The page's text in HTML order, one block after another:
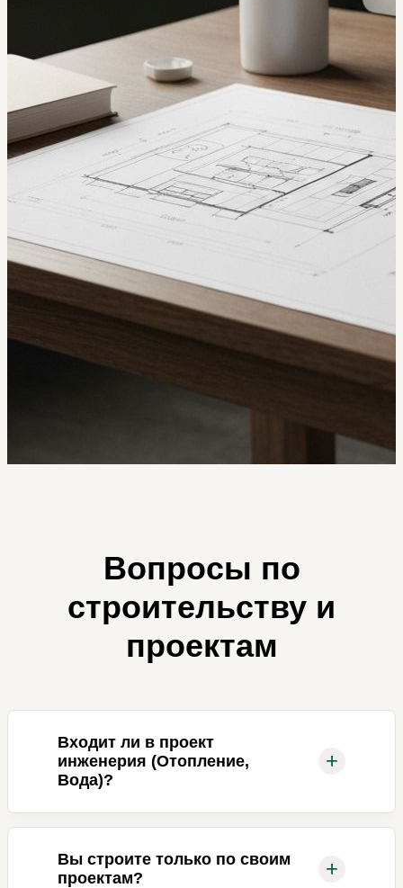
Вопросы по
строительству и
проектам
Входит ли в проект
инженерия (Отопление,
Вода)?
+
Вы строите только по своим
проектам?
+